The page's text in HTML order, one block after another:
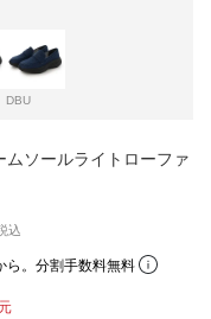
DBU
ムソールライトローファ
込
ら。分割手数料無料